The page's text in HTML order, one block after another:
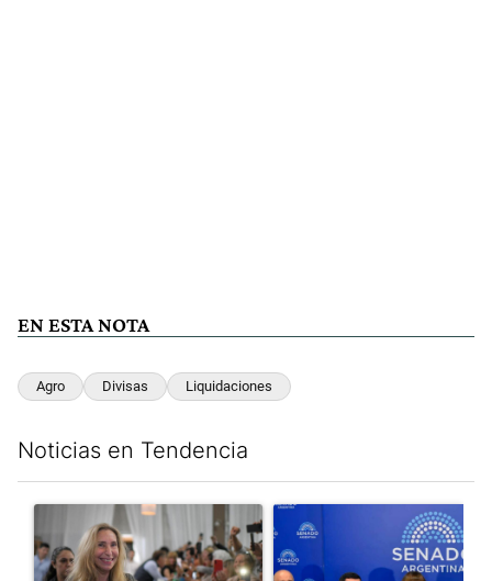
EN ESTA NOTA
Agro Divisas Liquidaciones
Noticias en Tendencia
Un artículo de tendencia con el título "Karina Milei vuelve al
Un artículo de tendencia con